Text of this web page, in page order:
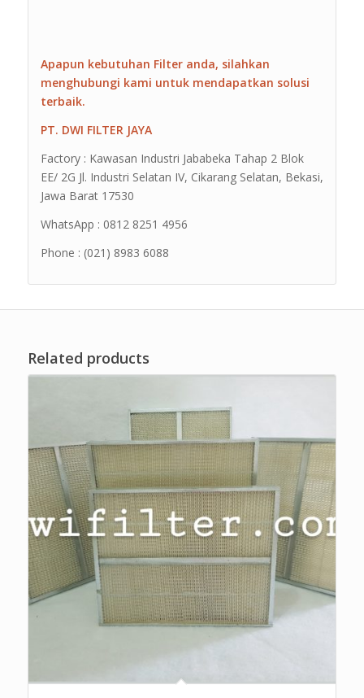
Apapun kebutuhan Filter anda, silahkan
menghubungi kami untuk mendapatkan solusi
terbaik.
PT. DWI FILTER JAYA
Factory : Kawasan Industri Jababeka Tahap 2 Blok
EE/ 2G Jl. Industri Selatan IV, Cikarang Selatan, Bekasi,
Jawa Barat 17530
WhatsApp : 0812 8251 4956
Phone : (021) 8983 6088
Related products